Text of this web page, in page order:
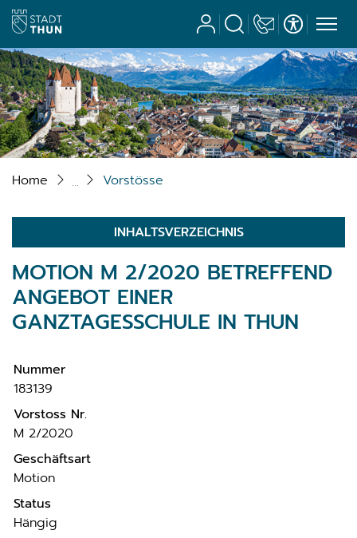
zur Startseite
Direkt zur Hauptnavigation
Direkt zum Inhalt
Direkt zur Suche
Direkt zum Stichwortverzeichnis
Stadt Thun
Benutzerkonto
SucheKontakt
Home Vorstösse
INHALTSVERZEICHNIS
MOTION M 2/2020 BETREFFEND
ANGEBOT EINER
GANZTAGESSCHULE IN THUN
Nummer
183139
Vorstoss Nr.
M 2/2020
Geschäftsart
Motion
Status
Hängig